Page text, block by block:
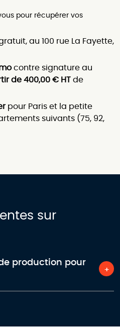
pour récupérer vos
au 100 rue La Fayette,
contre signature au
de 400,00 € HT de
pour Paris et la petite
suivants (75, 92,
production pour